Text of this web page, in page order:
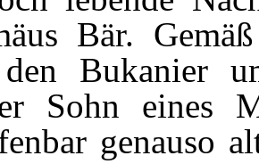
Bär.
Bukanier
Sohn eines
genauso